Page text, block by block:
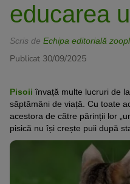
educarea
Scris de Echipa editorială
Publicat 30/09/2025
Pisoii învață multe lucruri de
săptămâni de viață. Cu toate
acestora de către părinții lor
pisică nu își crește puii după